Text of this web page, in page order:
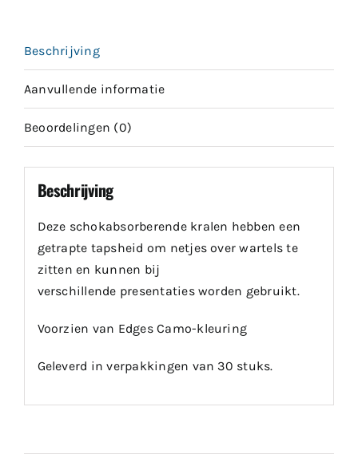
Beschrijving
Aanvullende informatie
Beoordelingen (0)
Beschrijving
Deze schokabsorberende kralen hebben een
getrapte tapsheid om netjes over wartels te
zitten en kunnen bij
verschillende presentaties worden gebruikt.
Voorzien van Edges Camo-kleuring
Geleverd in verpakkingen van 30 stuks.